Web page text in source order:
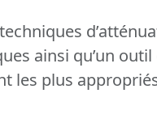
ainsi qu’un outil
les plus